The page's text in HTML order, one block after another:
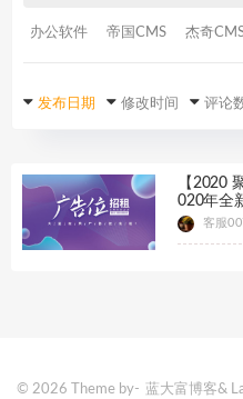
办公软件 帝国CMS 杰奇
发布日期 修改时间 评论
【2020
020年全
支付第四
客服
© 2026 Theme by- 蓝大富博客&